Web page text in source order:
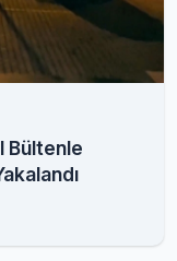
Bültenle